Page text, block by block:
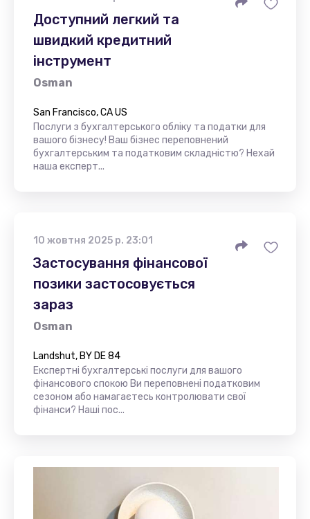
Доступний легкий та
швидкий кредитний
інструмент
Osman
San Francisco, CA US
Послуги з бухгалтерського обліку та податки для
вашого бізнесу! Ваш бізнес переповнений
бухгалтерським та податковим складністю? Нехай
наша експерт...
10 жовтня 2025 р. 23:01
Застосування фінансової
позики застосовується
зараз
Osman
Landshut, BY DE 84
Експертні бухгалтерські послуги для вашого
фінансового спокою Ви переповнені податковим
сезоном або намагаєтесь контролювати свої
фінанси? Наші пос...